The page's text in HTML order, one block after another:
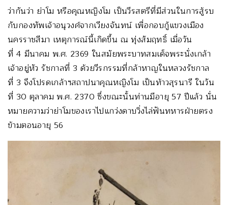
ว่ากันว่า ย่าโม หรือคุณหญิงโม เป็นวีรสตรีที่มีส่วนในการสู้รบ
กับกองทัพเจ้าอนุวงศ์จากเวียงจันทน์ เพื่อกอบกู้แขวงเมือง
นครราชสีมา เหตุการณ์นี้เกิดขึ้น ณ ทุ่งสัมฤทธิ์ เมื่อวัน
ที่ 4 มีนาคม พ.ศ. 2369 ในสมัยพระบาทสมเด็จพระนั่งเกล้า
เจ้าอยู่หัว รัชกาลที่ 3 ด้วยวีรกรรมที่กล้าหาญในหลวงรัชกาล
ที่ 3 จึงโปรดเกล้าฯสถาปนาคุณหญิงโม เป็นท้าวสุรนารี ในวัน
ที่ 30 ตุลาคม พ.ศ. 2370 ซึ่งขณะนั้นท่านมีอายุ 57 ปีแล้ว นั่น
หมายความว่าย่าโมของเราไปแกว่งดาบวิ่งไล่ฟันทหารฝ่ายตรง
ข้ามตอนอายุ 56